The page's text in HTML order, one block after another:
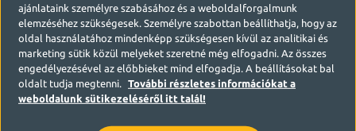
ajánlataink személyre szabásához és a weboldalforgalmunk
elemzéséhez szükségesek. Személyre szabottan beállíthatja, hogy az
oldal használatához mindenképp szükségesen kívül az analitikai és
marketing sütik közül melyeket szeretné még elfogadni. Az összes
engedélyezésével az előbbieket mind elfogadja. A beállításokat bal
oldalt tudja megtenni.
További részletes információkat a
weboldalunk sütikezeléséről itt talál!